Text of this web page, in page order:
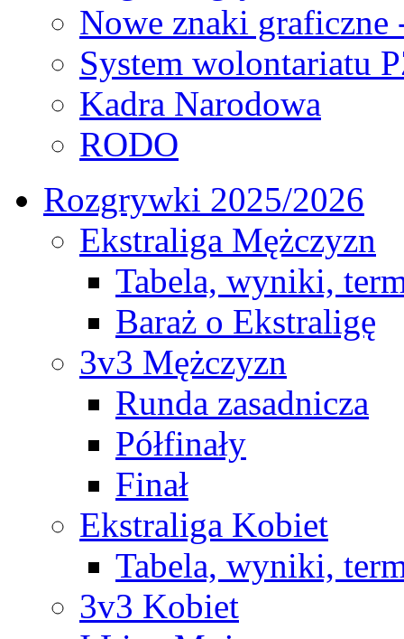
Nowe znaki graficzne
System wolontariatu
Kadra Narodowa
RODO
Rozgrywki 2025/2026
Ekstraliga Mężczyzn
Tabela, wyniki,
Baraż o Ekstraligę
3v3 Mężczyzn
Runda zasadnicza
Półfinały
Finał
Ekstraliga Kobiet
Tabela, wyniki,
3v3 Kobiet